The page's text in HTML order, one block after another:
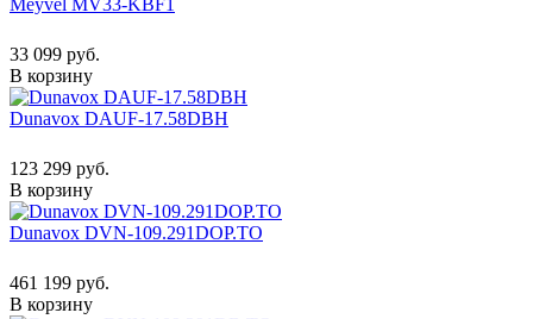
33 099 руб.
В корзину
Dunavox DAUF-17.58DBH
123 299 руб.
В корзину
Dunavox DVN-109.291DOP.TO
461 199 руб.
В корзину